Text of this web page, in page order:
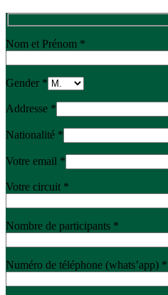
Nom et Prénom *
Gender *
Addresse *
Nationalité *
Votre email *
Votre circuit *
Nombre de participants *
Numéro de téléphone (whats’app) *